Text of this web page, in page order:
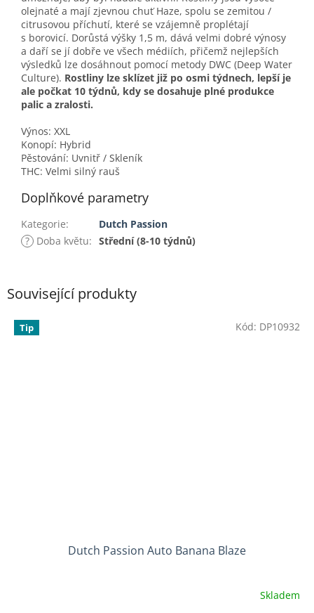
Související produkty
Tip
Dutch Passion Auto Banana Blaze
Skladem
Kód: DP10932
olejnaté a mají zjevnou chuť Haze, spolu se zemitou /
citrusovou příchutí, které se vzájemně proplétají
s borovicí. Dorůstá výšky 1,5 m, dává velmi dobré výnosy
a daří se jí dobře ve všech médiích, přičemž nejlepších
výsledků lze dosáhnout pomocí metody DWC (Deep Water
Culture). Rostliny lze sklízet již po osmi týdnech, lepší je
ale počkat 10 týdnů, kdy se dosahuje plné produkce
palic a zralosti.
Výnos: XXL
Konopí: Hybrid
Pěstování: Uvnitř / Skleník
THC: Velmi silný rauš
Doplňkové parametry
Kategorie:
Dutch Passion
? Doba květu: Střední (8-10 týdnů)